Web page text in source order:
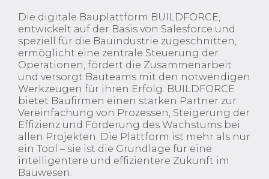
Die digitale Bauplattform BUILDFORCE,
entwickelt auf der Basis von Salesforce und
speziell für die Bauindustrie zugeschnitten,
ermöglicht eine zentrale Steuerung der
Operationen, fördert die Zusammenarbeit
und versorgt Bauteams mit den notwendigen
Werkzeugen für ihren Erfolg. BUILDFORCE
bietet Baufirmen einen starken Partner zur
Vereinfachung von Prozessen, Steigerung der
Effizienz und Förderung des Wachstums bei
allen Projekten. Die Plattform ist mehr als nur
ein Tool – sie ist die Grundlage für eine
intelligentere und effizientere Zukunft im
Bauwesen.